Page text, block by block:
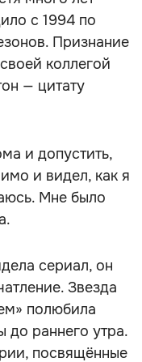
с 1994 по
Признание
коллегой
— цитату
и допустить,
и видел, как я
Мне было
сериал, он
Звезда
полюбила
до раннего утра.
посвящённые